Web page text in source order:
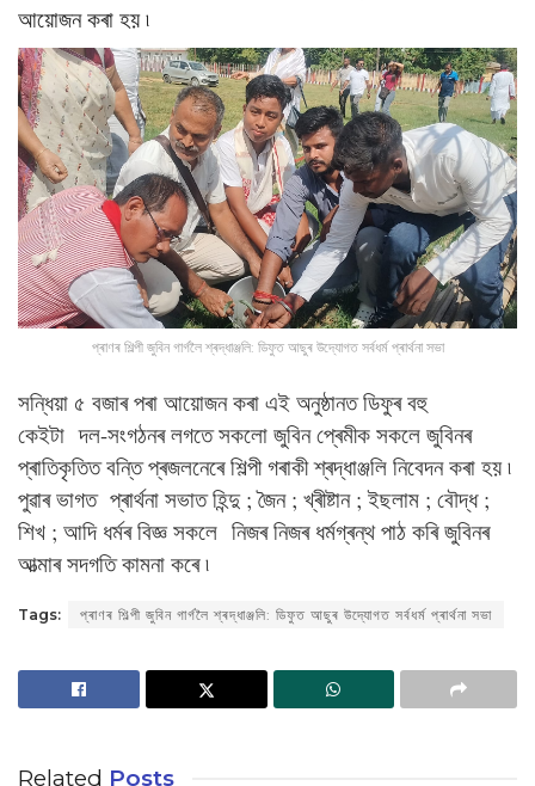
আয়োজন কৰা হয় ৷
প্ৰাণৰ শিল্পী জুবিন গাৰ্গলৈ শ্ৰদ্ধাঞ্জলি: ডিফুত আছুৰ উদ্যোগত সৰ্বধৰ্ম প্ৰাৰ্থনা সভা
সন্ধিয়া ৫ বজাৰ পৰা আয়োজন কৰা এই অনুষ্ঠানত ডিফুৰ বহু
কেইটা দল-সংগঠনৰ লগতে সকলো জুবিন প্ৰেমীক সকলে জুবিনৰ
প্ৰাতিকৃতিত বন্তি প্ৰজলনেৰে শিল্পী গৰাকী শ্ৰদ্ধাঞ্জলি নিবেদন কৰা হয় ৷
পুৱাৰ ভাগত প্ৰাৰ্থনা সভাত হিন্দু ; জৈন ; খ্ৰীষ্টান ; ইছলাম ; বৌদ্ধ ;
শিখ ; আদি ধৰ্মৰ বিজ্ঞ সকলে নিজৰ নিজৰ ধৰ্মগ্ৰন্থ পাঠ কৰি জুবিনৰ
আত্মাৰ সদগতি কামনা কৰে ৷
Tags: প্ৰাণৰ শিল্পী জুবিন গাৰ্গলৈ শ্ৰদ্ধাঞ্জলি: ডিফুত আছুৰ উদ্যোগত সৰ্বধৰ্ম প্ৰাৰ্থনা সভা
Related Posts